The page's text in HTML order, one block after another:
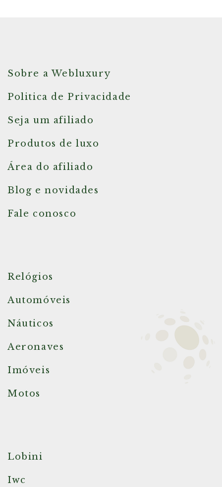
Sobre a Webluxury
Politica de Privacidade
Seja um afiliado
Produtos de luxo
Área do afiliado
Blog e novidades
Fale conosco
Relógios
Automóveis
Náuticos
Aeronaves
Imóveis
Motos
Lobini
Iwc